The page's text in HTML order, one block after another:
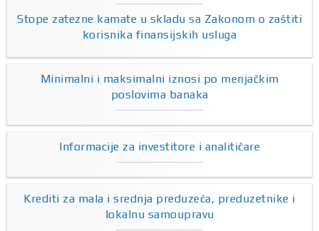
Stope zatezne kamate u skladu sa Zakonom o zaštiti
korisnika finansijskih usluga
Minimalni i maksimalni iznosi po menjačkim
poslovima banaka
Informacije za investitore i analitičare
Krediti za mala i srednja preduzeća, preduzetnike i
lokalnu samoupravu